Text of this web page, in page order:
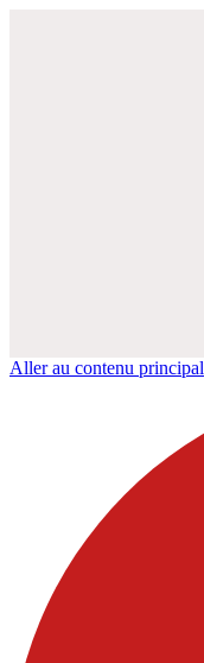
Aller au contenu principal